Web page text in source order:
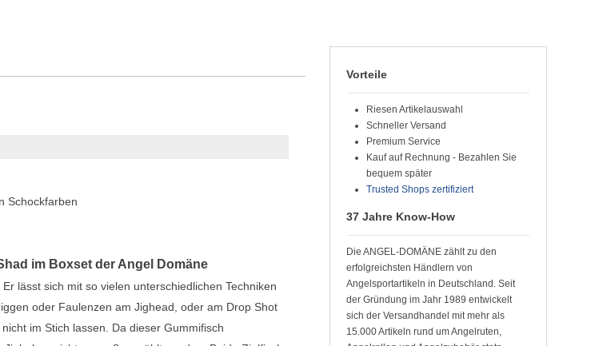
Schockfarben
im Boxset der Angel Domäne
lässt sich mit so vielen unterschiedlichen Techniken
oder Faulenzen am Jighead, oder am Drop Shot
im Stich lassen. Da dieser Gummifisch
Vorteile
Riesen Artikelauswahl
Schneller Versand
Premium Service
Kauf auf Rechnung - Bezahlen Sie
bequem später
Trusted Shops zertifiziert
37 Jahre Know-How
Die ANGEL-DOMÄNE zählt zu den
erfolgreichsten Händlern von
Angelsportartikeln in Deutschland. Seit
der Gründung im Jahr 1989 entwickelt
sich der Versandhandel mit mehr als
15.000 Artikeln rund um Angelruten,